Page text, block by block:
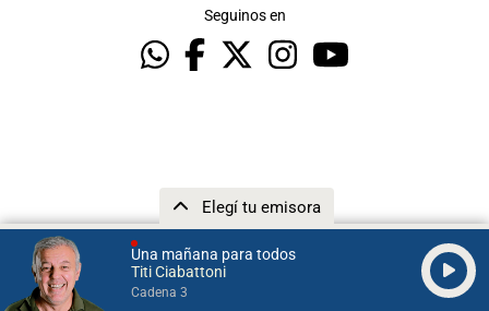
Una mañana para todos
Titi Ciabattoni
Cadena 3
Elegí tu emisora
Seguinos en